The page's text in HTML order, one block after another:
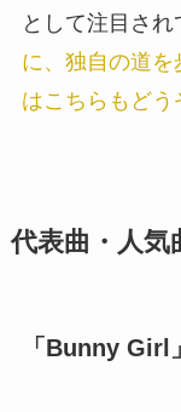
として注目され
に、独自の道
はこちらもどう
代表曲・人気
「Bunny Girl」